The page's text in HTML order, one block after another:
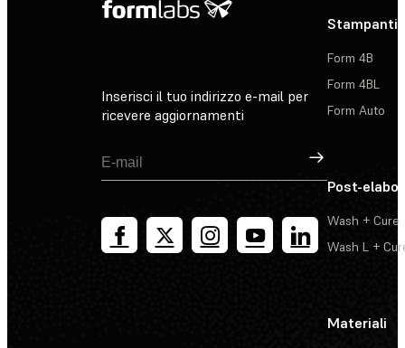
Inserisci il tuo indirizzo e-mail per
ricevere aggiornamenti
Registrati
Stampanti
Form 4B
Form 4BL
Form Auto
Post-
Wash + Cure
Wash L +
Materiali